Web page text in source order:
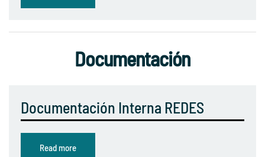
Documentación
Documentación Interna REDES
Read more